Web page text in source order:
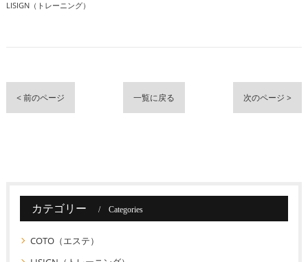
LISIGN（トレーニング）
< 前のページ 一覧に戻る 次のページ >
カテゴリー Categories
COTO（エステ）